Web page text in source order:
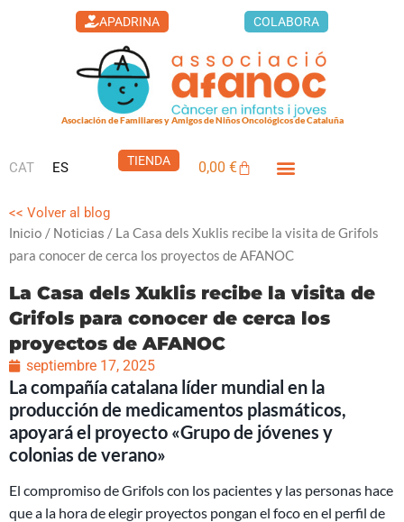
APADRINA COLABORA
Asociación de Familiares y Amigos de Niños Oncológicos de Cataluña
CAT ES TIENDA 0,00€Carrito
<< Volver al blog
Inicio / Noticias / La Casa dels Xuklis recibe la visita de Grifols
para conocer de cerca los proyectos de AFANOC
La Casa dels Xuklis recibe la visita de
Grifols para conocer de cerca los
proyectos de AFANOC
septiembre 17, 2025
La compañía catalana líder mundial en la
producción de medicamentos plasmáticos,
apoyará el proyecto «Grupo de jóvenes y
colonias de verano»
El compromiso de Grifols con los pacientes y las personas hace
que a la hora de elegir proyectos pongan el foco en el perfil de